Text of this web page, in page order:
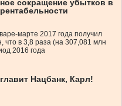
сокращение убытков в
марте 2017 года получил
что в 3,8 раза (на 307,081 млн
2016 года
Нацбанк, Карл!